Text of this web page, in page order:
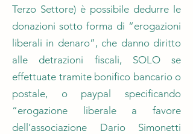
Terzo Settore) è possibile dedurre le
donazioni sotto forma di “erogazioni
liberali in denaro”, che danno diritto
alle detrazioni fiscali, SOLO se
effettuate tramite bonifico bancario o
postale, o paypal specificando
“erogazione liberale a favore
dell’associazione Dario Simonetti